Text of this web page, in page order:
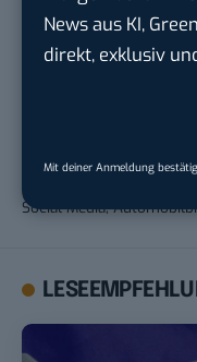
News aus KI,
direkt, exklusiv
Mit deiner Anmeldung
Social Media,